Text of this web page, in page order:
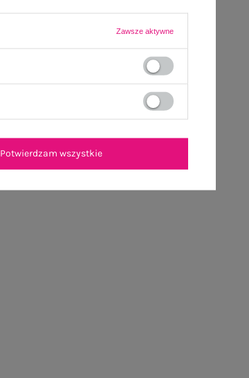
Zawsze aktywne
Potwierdzam wszystkie